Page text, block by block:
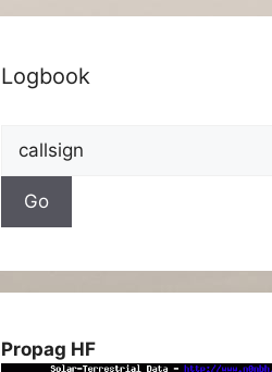
Logbook
Propag HF